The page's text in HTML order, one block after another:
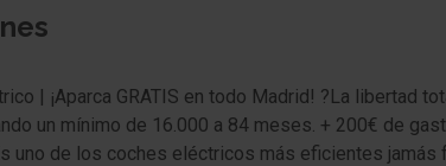
| ¡Aparca GRATIS en todo Madrid! ?La libertad
un mínimo de 16.000 a 84 meses. + 200€ de
uno de los coches eléctricos más eficientes jamás